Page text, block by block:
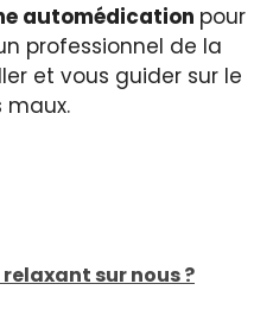
automédication pour
professionnel de la
et vous guider sur le
sur nous ?